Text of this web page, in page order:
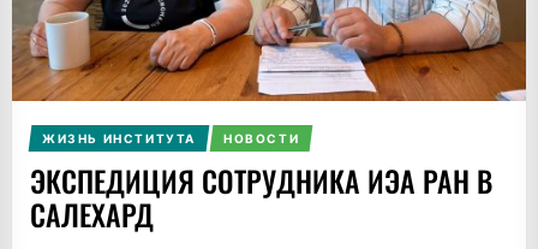
ЖИЗНЬ ИНСТИТУТА НОВОСТИ
ЭКСПЕДИЦИЯ СОТРУДНИКА ИЭА РАН В
САЛЕХАРД